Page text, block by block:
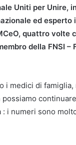
Uniti per Unire,
ed esperto
quattro volte
della FNSI –
i medici di
: i numeri sono